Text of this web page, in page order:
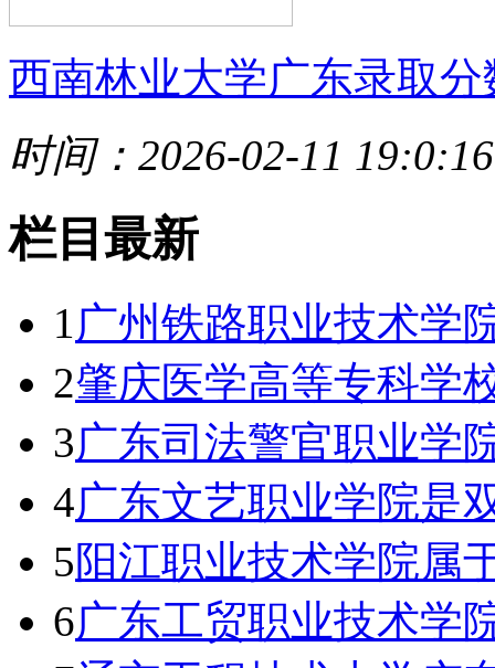
西南林业大学广东录取分
时间：2026-02-11 19:0:16
栏目最新
1广州铁路职业技术学
2肇庆医学高等专科学
3广东司法警官职业学
4广东文艺职业学院是
5阳江职业技术学院属
6广东工贸职业技术学